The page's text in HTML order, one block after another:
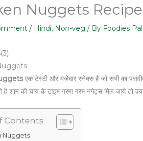
Nuggets Recipe
/ Hindi, Non-veg / By Foodies
(3)
एक टेस्टी और मज़ेदार स्नेक्स है जो सभी का
है शाम की चाय के टाइम गरमा गरम नगेट्स मिल जाये
Contents
Nuggets